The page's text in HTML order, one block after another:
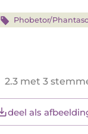
Phobetor/
2.3 met 3
deel als